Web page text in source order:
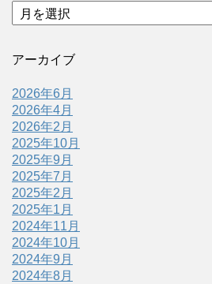
アーカイブ
2026年6月
2026年4月
2026年2月
2025年10月
2025年9月
2025年7月
2025年2月
2025年1月
2024年11月
2024年10月
2024年9月
2024年8月